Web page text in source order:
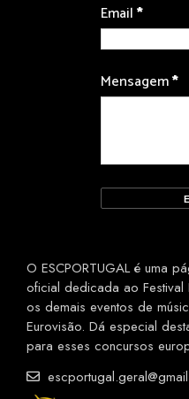
Email*
Mensagem*
O ESCPORTUGAL é uma
oficial dedicada ao
os demais eventos de
Eurovisão. Dá especial
para esses concursos